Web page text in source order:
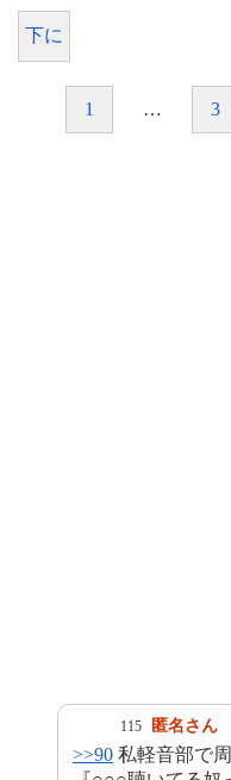
下に
1 … 3
115 匿名さん
>>90 私軽音部で